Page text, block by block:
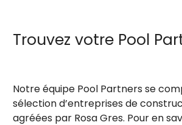
Trouvez votre Pool
Notre équipe Pool Partners se
sélection d’entreprises de
agréées par Rosa Gres. Pour en